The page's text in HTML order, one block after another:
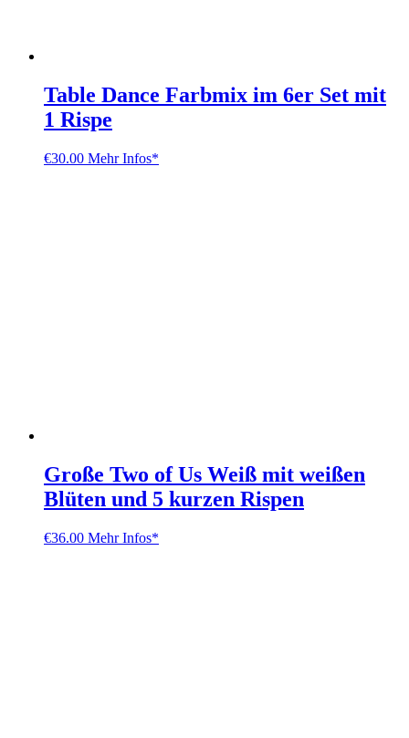
Table Dance Farbmix im 6er Set mit
1 Rispe
€30.00 Mehr Infos*
Große Two of Us Weiß mit weißen
Blüten und 5 kurzen Rispen
€36.00 Mehr Infos*